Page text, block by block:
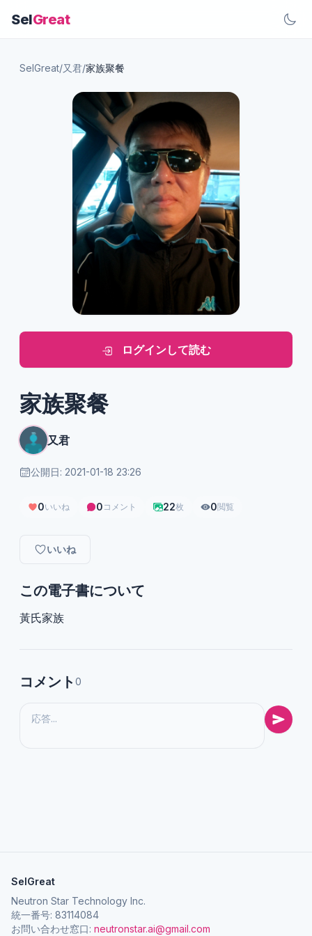
SelGreat
SelGreat/又君/家族聚餐
ログインして読む
家族聚餐
又君
公開日: 2021-01-18 23:26
0いいね 0 コメント 22枚 0閲覧
いいね
この電子書について
黃氏家族
コメント 0
SelGreat
Neutron Star Technology Inc.
統一番号: 83114084
お問い合わせ窓口: neutronstar.ai@gmail.com